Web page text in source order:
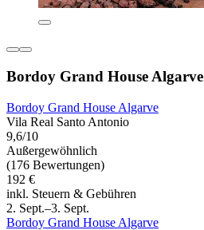
Bordoy Grand House Algarve
Bordoy Grand House Algarve
Vila Real Santo Antonio
9,6/10
Außergewöhnlich
(176 Bewertungen)
192 €
inkl. Steuern & Gebühren
2. Sept.–3. Sept.
Bordoy Grand House Algarve